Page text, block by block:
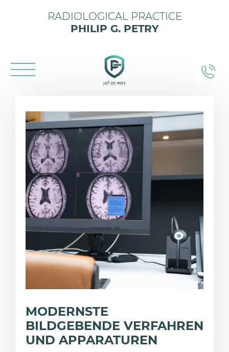
RADIOLOGICAL PRACTICE
PHILIP G. PETRY
MODERNSTE
BILDGEBENDE VERFAHREN
UND APPARATUREN